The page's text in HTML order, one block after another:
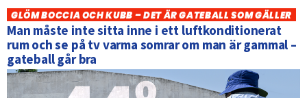
GLÖM BOCCIA OCH KUBB – DET ÄR GATEBALL SOM GÄLLER
Man måste inte sitta inne i ett luftkonditionerat
rum och se på tv varma somrar om man är gammal –
gateball går bra